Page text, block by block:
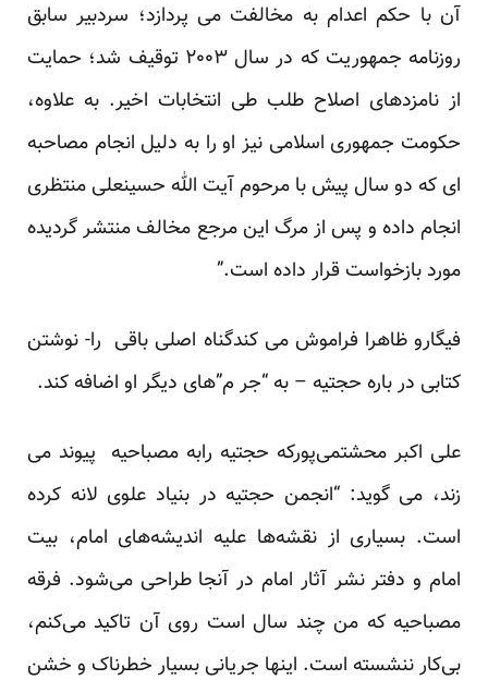
آن با حکم اعدام به مخالفت می پردازد؛ سردبیر سابق
روزنامه جمهوریت که در سال ۲۰۰۳ توقیف شد؛ حمایت
از نامزدهای اصلاح طلب طی انتخابات اخیر. به علاوه،
حکومت جمهوری اسلامی نیز او را به دلیل انجام مصاحبه
ای که دو سال پیش با مرحوم آیت الله حسینعلی منتظری
انجام داده و پس از مرگ این مرجع مخالف منتشر گردیده
مورد بازخواست قرار داده است.”
فیگارو ظاهرا فراموش می کندگناه اصلی باقی را- نوشتن
کتابی در باره حجتیه – به “جر م”های دیگر او اضافه کند.
علی اکبر محشتمی‌پورکه حجتیه رابه مصباحیه پیوند می
زند، می گوید: “انجمن حجتیه در بنیاد علوی لانه کرده
است. بسیاری از نقشه‌ها علیه اندیشه‌های امام، بیت
امام و دفتر نشر آثار امام در آنجا طراحی می‌شود. فرقه
مصباحیه که من چند سال است روی آن تاکید می‌کنم،
بی‌کار ننشسته است. اینها جریانی بسیار خطرناک و خشن